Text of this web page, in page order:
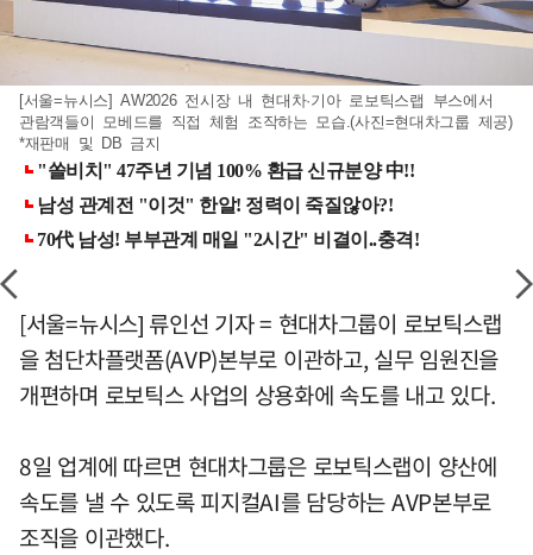
[서울=뉴시스] AW2026 전시장 내 현대차·기아 로보틱스랩 부스에서
관람객들이 모베드를 직접 체험 조작하는 모습.(사진=현대차그룹 제공)
*재판매 및 DB 금지
[서울=뉴시스] 류인선 기자 = 현대차그룹이 로보틱스랩
을 첨단차플랫폼(AVP)본부로 이관하고, 실무 임원진을
개편하며 로보틱스 사업의 상용화에 속도를 내고 있다.
8일 업계에 따르면 현대차그룹은 로보틱스랩이 양산에
속도를 낼 수 있도록 피지컬AI를 담당하는 AVP본부로
조직을 이관했다.